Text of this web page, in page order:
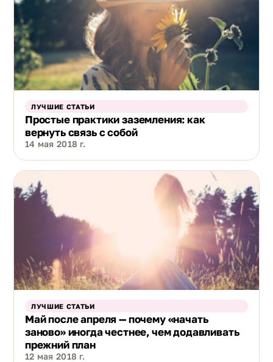
ЛУЧШИЕ СТАТЬИ
Простые практики заземления: как
вернуть связь с собой
14 мая 2018 г.
ЛУЧШИЕ СТАТЬИ
Май после апреля — почему «начать
заново» иногда честнее, чем додавливать
прежний план
12 мая 2018 г.